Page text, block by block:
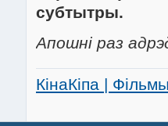
субтытры.
Апошні раз
КінаКіпа |